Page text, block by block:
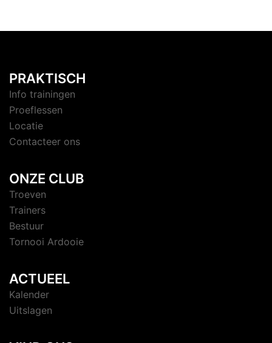
PRAKTISCH
Info trainingen
Proeflessen
Locatie
Contacteer ons
ONZE CLUB
Troeven
Trainers
Bestuur
Tornooi Ardooie
ACTUEEL
Kalender
Uitslagen